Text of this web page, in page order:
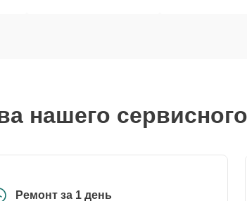
нашего
Ремонт за 1 день